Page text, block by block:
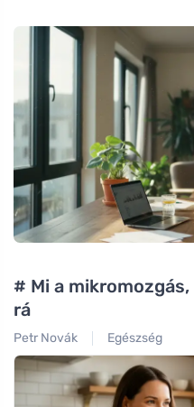
# Mi a
rá
Petr Novák Egészség